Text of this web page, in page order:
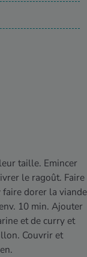
taille. Emincer
le ragoût. Faire
faire dorer la viande
10 min. Ajouter
et de curry et
Couvrir et